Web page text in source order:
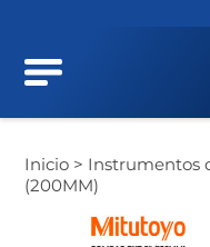
Inicio > Instrumentos
(200MM)